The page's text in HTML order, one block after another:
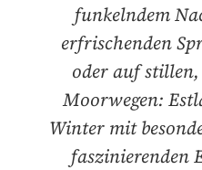
funkelndem
erfrischenden
oder auf stillen,
Moorwegen:
Winter mit
faszinierenden